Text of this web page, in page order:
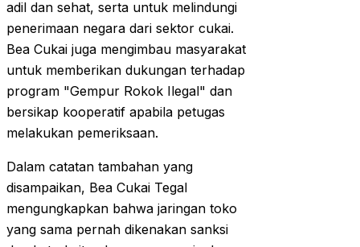
adil dan sehat, serta untuk melindungi
penerimaan negara dari sektor cukai.
Bea Cukai juga mengimbau masyarakat
untuk memberikan dukungan terhadap
program "Gempur Rokok Ilegal" dan
bersikap kooperatif apabila petugas
melakukan pemeriksaan.
Dalam catatan tambahan yang
disampaikan, Bea Cukai Tegal
mengungkapkan bahwa jaringan toko
yang sama pernah dikenakan sanksi